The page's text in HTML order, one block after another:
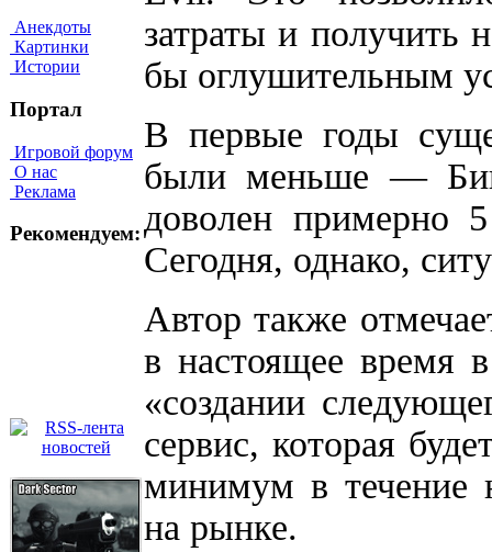
Анекдоты
Картинки
Истории
Портал
Игровой форум
О нас
Реклама
Рекомендуем:
затраты и получить
бы оглушительным
В первые годы
были меньше —
доволен примерно
Сегодня, однако,
Автор также
в настоящее время
«создании
сервис, которая
минимум в течение
на рынке.